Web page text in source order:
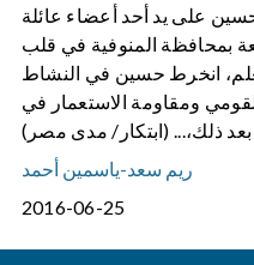
صلاح حسين على يد أحد أعضاء عائلة
بمحافظة المنوفية في قلب
انخرط حسين في النشاط
ومقاومة الاستعمار في
ياسمين أحمد-ريم سعد
2016-06-25